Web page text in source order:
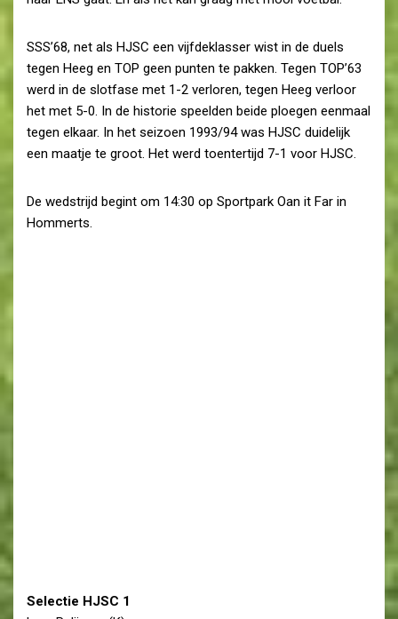
SSS’68, net als HJSC een vijfdeklasser wist in de duels
tegen Heeg en TOP geen punten te pakken. Tegen TOP’63
werd in de slotfase met 1-2 verloren, tegen Heeg verloor
het met 5-0. In de historie speelden beide ploegen eenmaal
tegen elkaar. In het seizoen 1993/94 was HJSC duidelijk
een maatje te groot. Het werd toentertijd 7-1 voor HJSC.
De wedstrijd begint om 14:30 op Sportpark Oan it Far in
Hommerts.
Selectie HJSC 1